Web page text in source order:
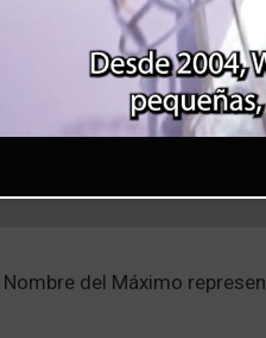
Nombre del Máximo